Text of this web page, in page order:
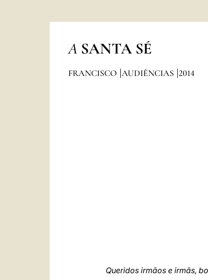
A SANTA SÉ
FRANCISCO AUDIÊNCIAS 2014
Queridos irmãos e irmãs,